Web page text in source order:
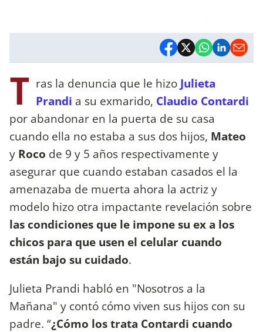
T ras la denuncia que le hizo Julieta
Prandi a su exmarido, Claudio Contardi
por abandonar en la puerta de su casa
cuando ella no estaba a sus dos hijos, Mateo
y Roco de 9 y 5 años respectivamente y
asegurar que cuando estaban casados el la
amenazaba de muerta ahora la actriz y
modelo hizo otra impactante revelación sobre
las condiciones que le impone su ex a los
chicos para que usen el celular cuando
están bajo su cuidado.
Julieta Prandi habló en "Nosotros a la
Mañana" y contó cómo viven sus hijos con su
padre. “¿Cómo los trata Contardi cuando